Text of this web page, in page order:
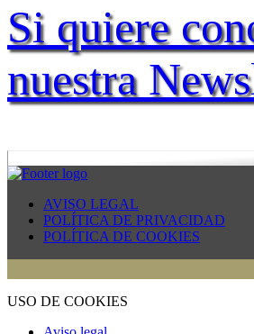
Si quiere
nuestra
AVISO LEGAL
POLÍTICA DE PRIVACIDAD
POLÍTICA DE COOKIES
USO DE COOKIES